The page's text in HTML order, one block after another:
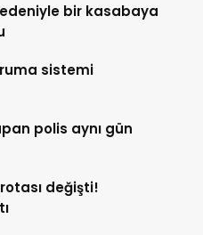
bir kasabaya
sistemi
polis aynı gün
değişti!